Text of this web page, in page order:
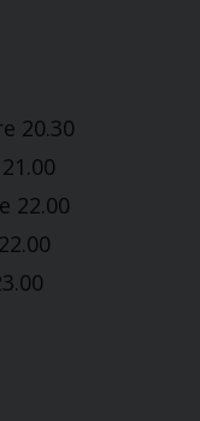
20.30
22.00